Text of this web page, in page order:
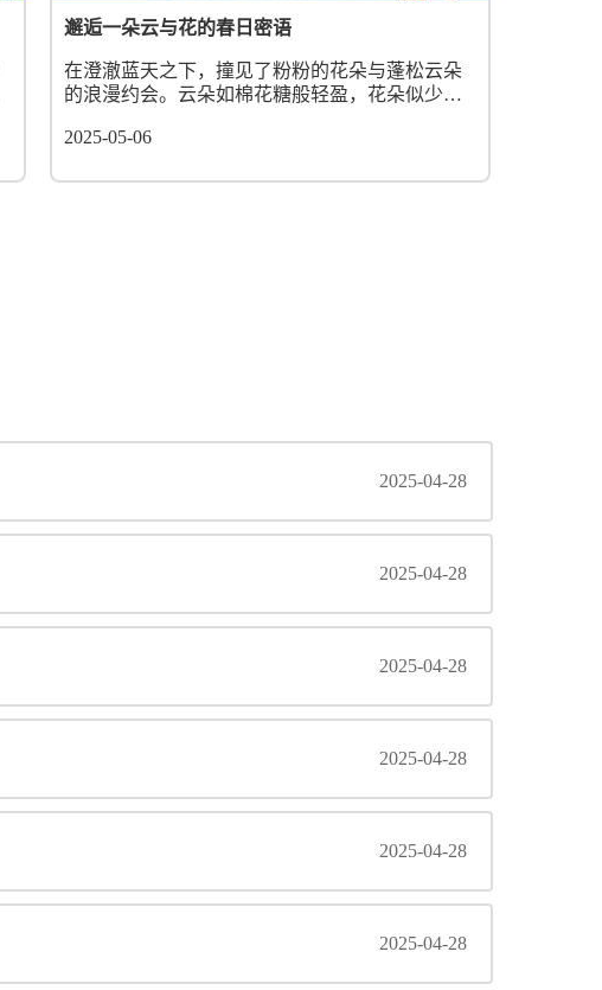
邂逅一朵云与花的春日密语
在澄澈蓝天之下，撞见了粉粉的花朵与蓬松云朵
的浪漫约会。云朵如棉花糖般轻盈，花朵似少女
想将这温柔画面永远定格，存入春日的记忆匣
2025-05-06
2025-04-28
2025-04-28
2025-04-28
2025-04-28
2025-04-28
2025-04-28